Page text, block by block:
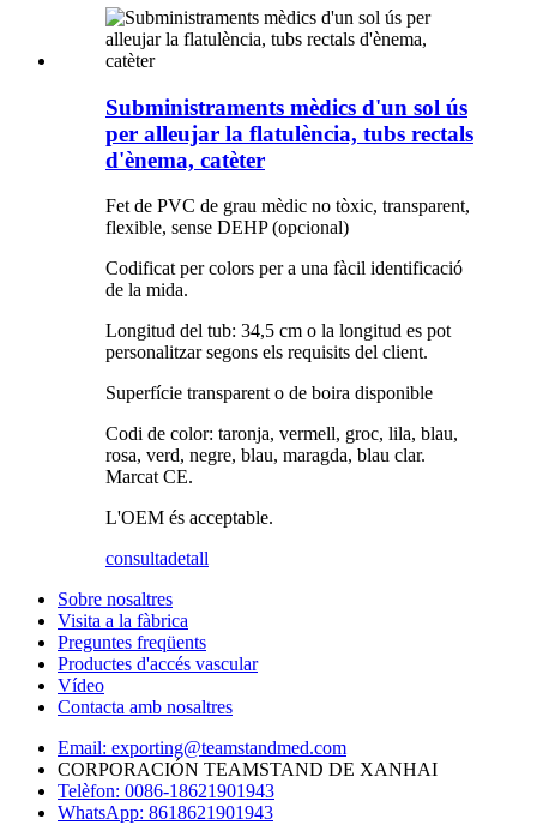
Subministraments mèdics d'un sol ús
per alleujar la flatulència, tubs rectals
d'ènema, catèter
Fet de PVC de grau mèdic no tòxic, transparent,
flexible, sense DEHP (opcional)
Codificat per colors per a una fàcil identificació
de la mida.
Longitud del tub: 34,5 cm o la longitud es pot
personalitzar segons els requisits del client.
Superfície transparent o de boira disponible
Codi de color: taronja, vermell, groc, lila, blau,
rosa, verd, negre, blau, maragda, blau clar.
Marcat CE.
L'OEM és acceptable.
consultadetall
Sobre nosaltres
Visita a la fàbrica
Preguntes freqüents
Productes d'accés vascular
Vídeo
Contacta amb nosaltres
Email: exporting@teamstandmed.com
CORPORACIÓN TEAMSTAND DE XANHAI
Telèfon: 0086-18621901943
WhatsApp: 8618621901943